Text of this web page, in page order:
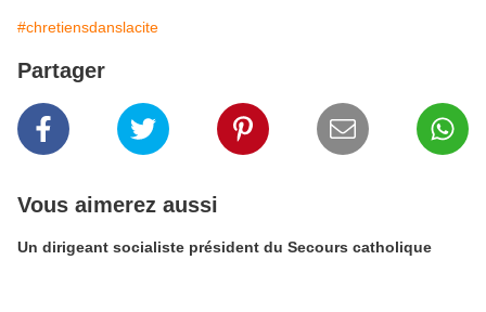
#chretiensdanslacite
Partager
Vous aimerez aussi
Un dirigeant socialiste président du Secours catholique